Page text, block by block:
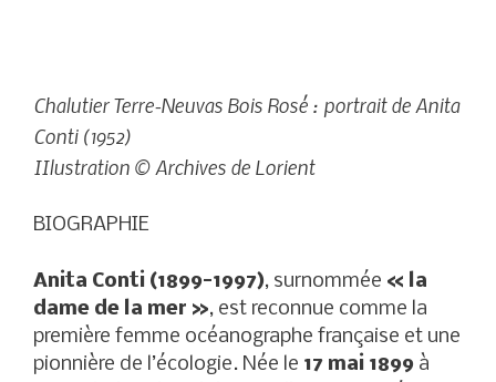
Chalutier Terre-Neuvas Bois Rosé : portrait de Anita
Conti (1952)
IIlustration © Archives de Lorient
BIOGRAPHIE
Anita Conti (1899-1997), surnommée « la
dame de la mer », est reconnue comme la
première femme océanographe française et une
pionnière de l’écologie. Née le 17 mai 1899 à